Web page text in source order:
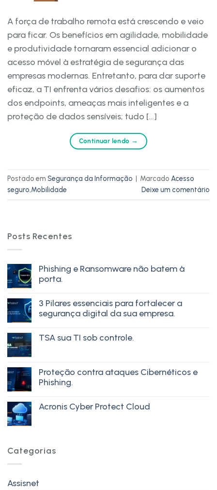
A força de trabalho remota está crescendo e veio
para ficar. Os benefícios em agilidade, mobilidade
e produtividade tornaram essencial adicionar o
acesso móvel à estratégia de segurança das
empresas modernas. Entretanto, para dar suporte
eficaz, a TI enfrenta vários desafios: os aumentos
dos endpoints, ameaças mais inteligentes e a
proteção de dados sensíveis; tudo […]
Continuar lendo →
Postado em Segurança da Informação | Marcado Acesso
seguro,Mobilidade Deixe um comentário
Posts Recentes
Phishing e Ransomware não batem à
porta.
3 Pilares essenciais para fortalecer a
segurança digital da sua empresa.
TSA sua TI sob controle.
Proteção contra ataques Cibernéticos e
Phishing.
Acronis Cyber Protect Cloud
Categorias
Assisnet